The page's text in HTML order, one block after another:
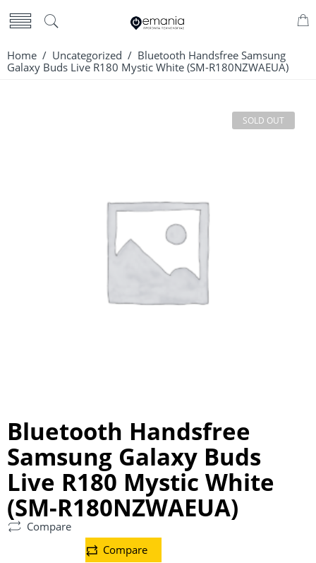
Home / Uncategorized / Bluetooth Handsfree Samsung
Galaxy Buds Live R180 Mystic White (SM-R180NZWAEUA)
SOLD OUT
Bluetooth Handsfree
Samsung Galaxy Buds
Live R180 Mystic White
(SM-R180NZWAEUA)
Compare
Compare